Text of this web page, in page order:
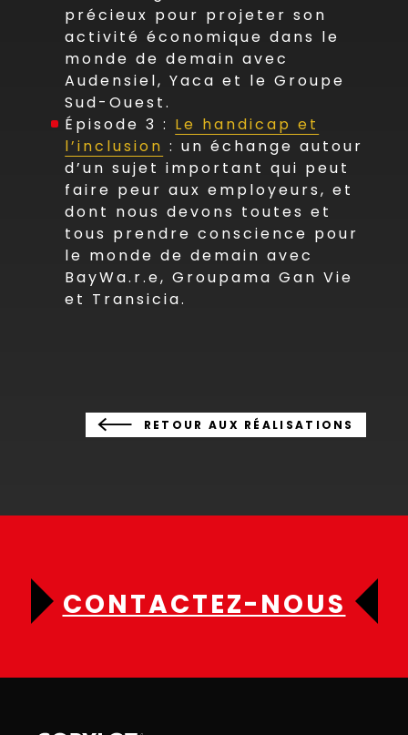
précieux pour projeter son
activité économique dans le
monde de demain avec
Audensiel, Yaca et le Groupe
Sud-Ouest.
Épisode 3 : Le handicap et
l’inclusion : un échange autour
d’un sujet important qui peut
faire peur aux employeurs, et
dont nous devons toutes et
tous prendre conscience pour
le monde de demain avec
BayWa.r.e, Groupama Gan Vie
et Transicia.
RETOUR AUX RÉALISATIONS
CONTACTEZ-NOUS